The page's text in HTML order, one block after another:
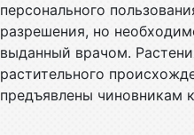
персонального
разрешения, но
выданный врачом.
растительного
предъявлены чиновникам